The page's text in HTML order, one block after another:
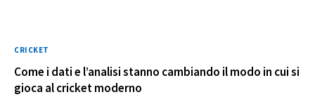
CRICKET
Come i dati e l’analisi stanno cambiando il modo in cui si
gioca al cricket moderno